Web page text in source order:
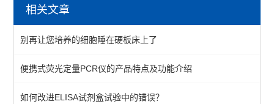
primerdesign生物威胁检测试剂盒
primerdesign其他病原体检测试剂盒
植物病原体/病原菌检测试剂
primerdesign水源致病菌检测试剂盒
相关文章
别再让您培养的细胞睡在硬板床上了
便携式荧光定量PCR仪的产品特点及功能介绍
如何改进ELISA试剂盒试验中的错误？